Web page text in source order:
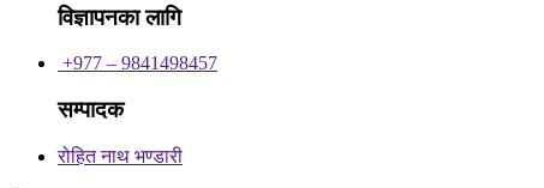
विज्ञापनका लागि
+977 – 9841498457
सम्पादक
रोहित नाथ भण्डारी